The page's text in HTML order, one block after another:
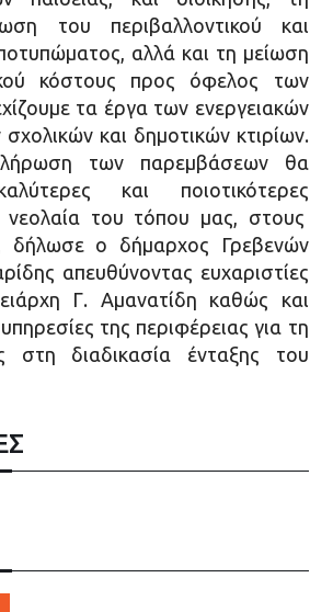
του περιβαλλοντικού και
αλλά και τη μείωση
κόστους προς όφελος των
τα έργα των ενεργειακών
και δημοτικών κτιρίων.
των παρεμβάσεων θα
και ποιοτικότερες
νεολαία του τόπου μας, στους
δήλωσε ο δήμαρχος Γρεβενών
απευθύνοντας ευχαριστίες
Γ. Αμανατίδη καθώς και
της περιφέρειας για τη
στη διαδικασία ένταξης του